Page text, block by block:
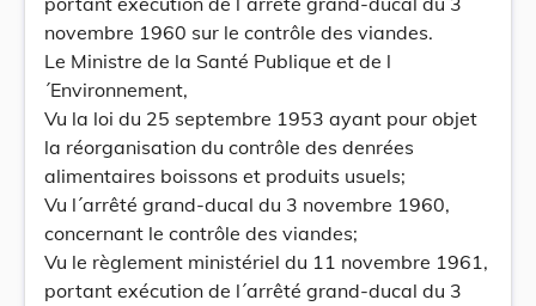
novembre 1960 sur le contrôle des viandes.
Le Ministre de la Santé Publique et de l
´Environnement,
Vu la loi du 25 septembre 1953 ayant pour objet
la réorganisation du contrôle des denrées
alimentaires boissons et produits usuels;
Vu l´arrêté grand-ducal du 3 novembre 1960,
concernant le contrôle des viandes;
Vu le règlement ministériel du 11 novembre 1961,
portant exécution de l´arrêté grand-ducal du 3